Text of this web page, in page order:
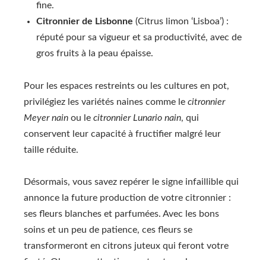
fine.
Citronnier de Lisbonne (Citrus limon ‘Lisboa’) :
réputé pour sa vigueur et sa productivité, avec de
gros fruits à la peau épaisse.
Pour les espaces restreints ou les cultures en pot,
privilégiez les variétés naines comme le citronnier
Meyer nain ou le citronnier Lunario nain, qui
conservent leur capacité à fructifier malgré leur
taille réduite.
Désormais, vous savez repérer le signe infaillible qui
annonce la future production de votre citronnier :
ses fleurs blanches et parfumées. Avec les bons
soins et un peu de patience, ces fleurs se
transformeront en citrons juteux qui feront votre